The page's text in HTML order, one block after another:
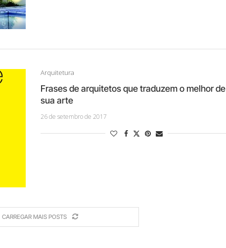
Arquitetura
Frases de arquitetos que traduzem o melhor de
sua arte
26 de setembro de 2017
CARREGAR MAIS POSTS